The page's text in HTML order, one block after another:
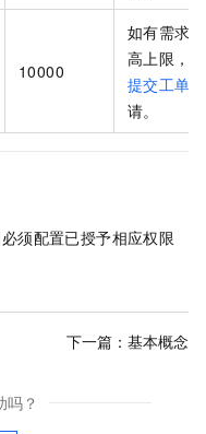
10000
如有需求提
高上限，
提交工单
请。
须配置已授予相应权限
下一篇： 基本概念
吗？